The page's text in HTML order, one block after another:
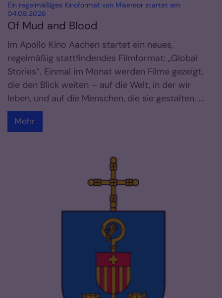
Ein regelmäßiges Kinoformat von Misereor startet am
04.08.2026
Of Mud and Blood
Im Apollo Kino Aachen startet ein neues,
regelmäßig stattfindendes Filmformat: „Global
Stories“. Einmal im Monat werden Filme gezeigt,
die den Blick weiten – auf die Welt, in der wir
leben, und auf die Menschen, die sie gestalten. ...
Mehr